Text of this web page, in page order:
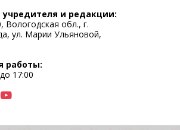
учредителя и редакции:
Вологодская обл., г.
ул. Марии Ульяновой,
работы:
17:00